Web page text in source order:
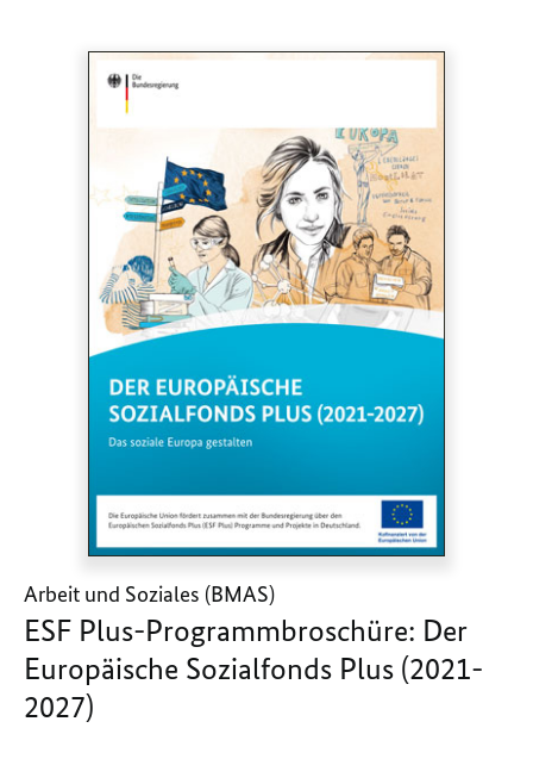
Arbeit und Soziales (BMAS)
ESF Plus-Programmbroschüre: Der
Europäische Sozialfonds Plus (2021-
2027)